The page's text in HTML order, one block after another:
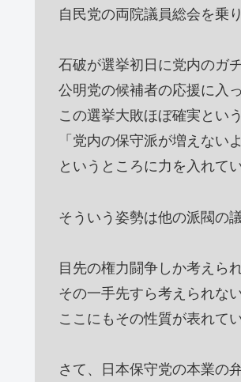
自民党の両院議員総会を乗
石破が選挙初日に党内のガ
公明党の候補者の応援に入
この選挙大敗ほぼ確実とい
「党内の保守派が増えない
というところに力を入れて
そういう姿勢は他の派閥の
目先の権力闘争しか考えられ
その一手先すら考えられな
ここにもその性質が表れて
さて、日本保守党の本業の